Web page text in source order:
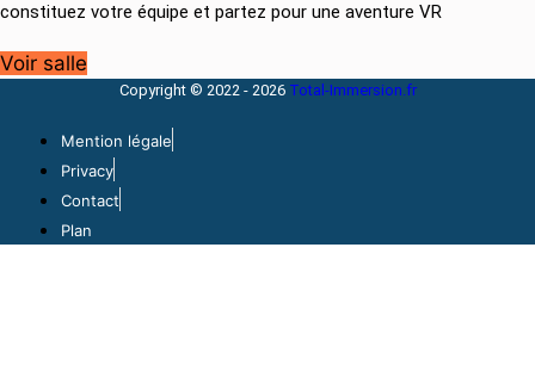
constituez votre équipe et partez pour une aventure VR
Voir salle
Copyright © 2022 - 2026 Total-Immersion.fr
Mention légale
Privacy
Contact
Plan